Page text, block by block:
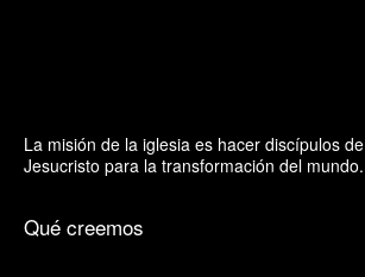
La misión de la iglesia es hacer discípulos de
Jesucristo para la transformación del mundo.
Qué creemos